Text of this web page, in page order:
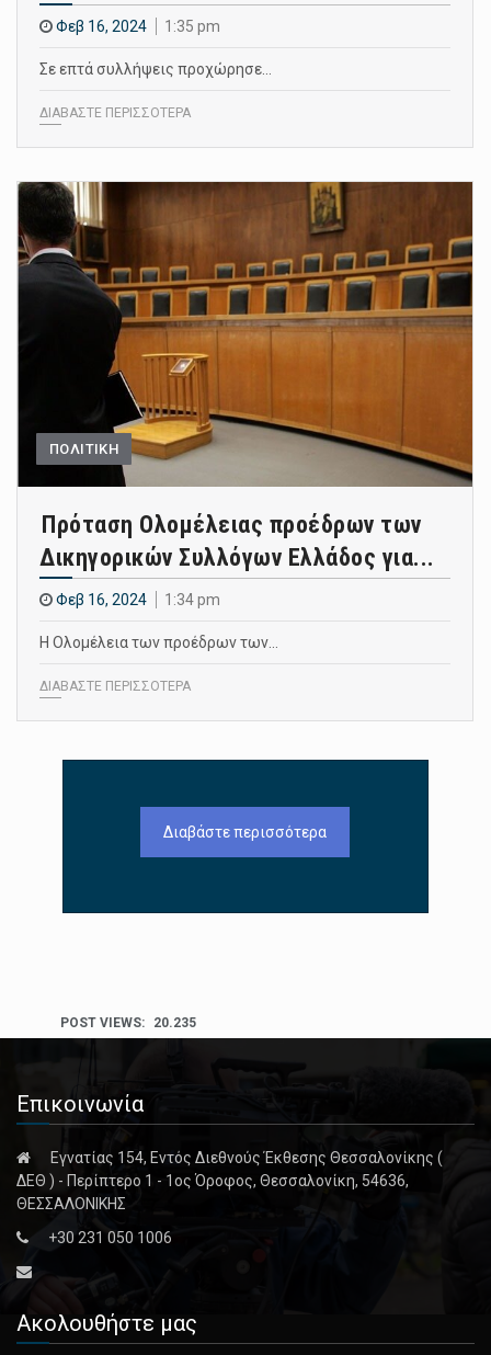
Φεβ 16, 2024 1:35 pm
Σε επτά συλλήψεις προχώρησε…
ΔΙΑΒΑΣΤΕ ΠΕΡΙΣΣΟΤΕΡΑ
ΠΟΛΙΤΙΚΗ
Πρόταση Ολομέλειας προέδρων των
Δικηγορικών Συλλόγων Ελλάδος για...
Φεβ 16, 2024 1:34 pm
Η Ολομέλεια των προέδρων των…
ΔΙΑΒΑΣΤΕ ΠΕΡΙΣΣΟΤΕΡΑ
Διαβάστε περισσότερα
POST VIEWS: 20.235
Επικοινωνία
Εγνατίας 154, Εντός Διεθνούς Έκθεσης Θεσσαλονίκης (
ΔΕΘ ) - Περίπτερο 1 - 1ος Όροφος, Θεσσαλονίκη, 54636,
ΘΕΣΣΑΛΟΝΙΚΗΣ
+30 231 050 1006
Ακολουθήστε μας